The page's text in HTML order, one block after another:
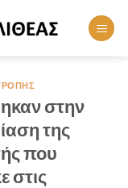
στην
της
που
στις